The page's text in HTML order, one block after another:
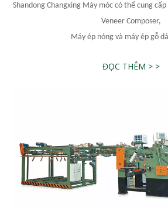
Shandong Changxing Máy móc có thể cung
Veneer Composer,
Máy ép nóng và máy ép gỗ
ĐỌC THÊM > >